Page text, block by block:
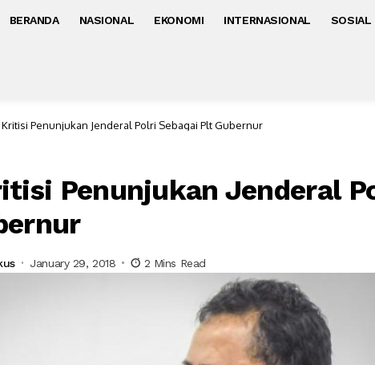
BERANDA NASIONAL EKONOMI INTERNASIONAL SOSIAL
Kritisi Penunjukan Jenderal Polri Sebagai Plt Gubernur
Penunjukan Jenderal
January 29, 2018 2 Mins Read